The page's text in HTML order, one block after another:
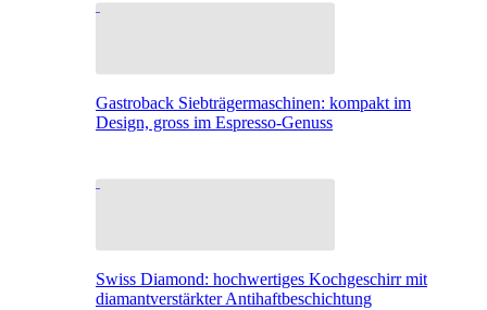
Gastroback Siebträgermaschinen: kompakt im
Design, gross im Espresso-Genuss
Swiss Diamond: hochwertiges Kochgeschirr mit
diamantverstärkter Antihaftbeschichtung